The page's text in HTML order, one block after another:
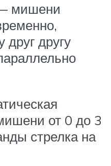
мишени
друг другу
от 0 до 3
стрелка на